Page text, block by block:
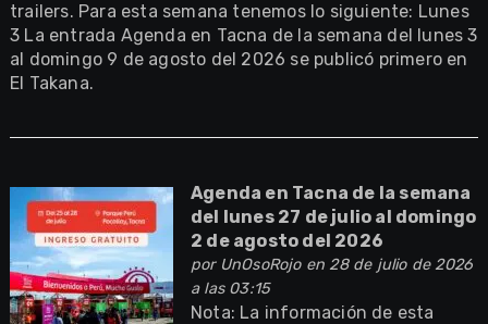
trailers. Para esta semana tenemos lo siguiente: Lunes
3 La entrada Agenda en Tacna de la semana del lunes 3
al domingo 9 de agosto del 2026 se publicó primero en
El Takana.
Agenda en Tacna de la semana
del lunes 27 de julio al domingo
2 de agosto del 2026
por UnOsoRojoen 28 de julio de 2026
a las 03:15
Nota: La información de esta